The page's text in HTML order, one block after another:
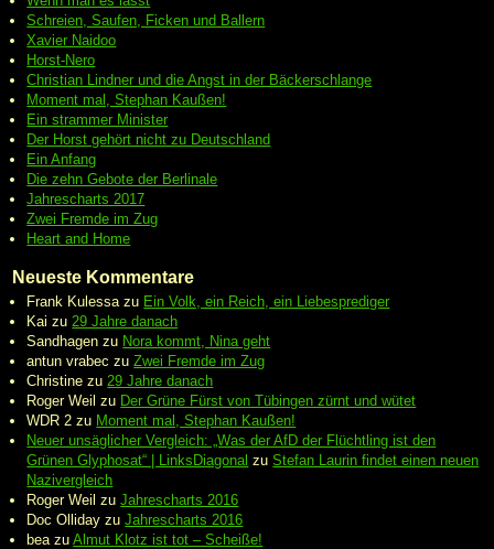
Schreien, Saufen, Ficken und Ballern
Xavier Naidoo
Horst-Nero
Christian Lindner und die Angst in der Bäckerschlange
Moment mal, Stephan Kaußen!
Ein strammer Minister
Der Horst gehört nicht zu Deutschland
Ein Anfang
Die zehn Gebote der Berlinale
Jahrescharts 2017
Zwei Fremde im Zug
Heart and Home
Neueste Kommentare
Frank Kulessa zu Ein Volk, ein Reich, ein Liebesprediger
Kai zu 29 Jahre danach
Sandhagen zu Nora kommt, Nina geht
antun vrabec zuZwei Fremde im Zug
Christine zu 29 Jahre danach
Roger Weil zu Der Grüne Fürst von Tübingen zürnt und wütet
WDR 2 zu Moment mal, Stephan Kaußen!
Neuer unsäglicher Vergleich: „Was der AfD der Flüchtling ist den
Grünen Glyphosat“ | LinksDiagonal zuStefan Laurin findet einen neuen
Nazivergleich
Roger Weil zuJahrescharts 2016
Doc Olliday zuJahrescharts 2016
bea zuAlmut Klotz ist tot – Scheiße!